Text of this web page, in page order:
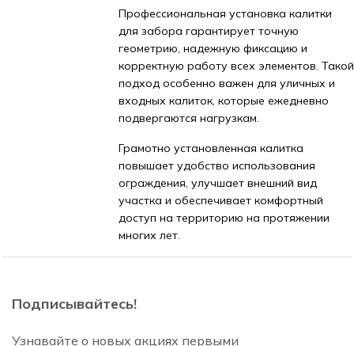
Профессиональная установка калитки
для забора гарантирует точную
геометрию, надежную фиксацию и
корректную работу всех элементов. Такой
подход особенно важен для уличных и
входных калиток, которые ежедневно
подвергаются нагрузкам.
Грамотно установленная калитка
повышает удобство использования
ограждения, улучшает внешний вид
участка и обеспечивает комфортный
доступ на территорию на протяжении
многих лет.
Подписывайтесь!
Узнавайте о новых акциях первыми